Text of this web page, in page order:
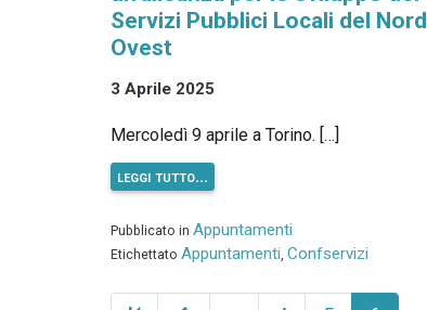
Servizi Pubblici Locali del Nord
Ovest
3 Aprile 2025
Mercoledì 9 aprile a Torino. […]
leggi tutto…
Pubblicato in Appuntamenti
Etichettato Appuntamenti, Confservizi